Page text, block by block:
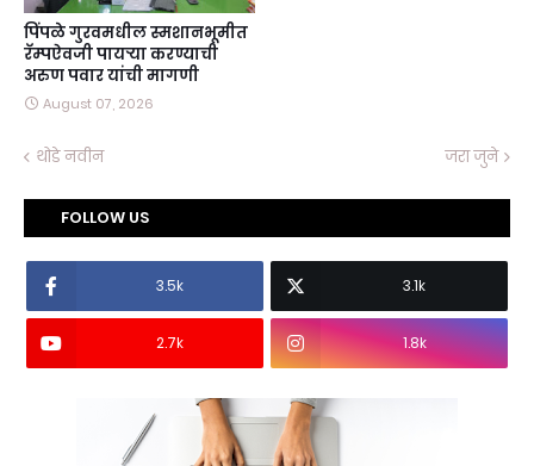
पिंपळे गुरवमधील स्मशानभूमीत
रॅम्पऐवजी पायऱ्या करण्याची
अरुण पवार यांची मागणी
August 07, 2026
थोडे नवीन जरा जुने
FOLLOW US
3.5k 3.1k
2.7k 1.8k